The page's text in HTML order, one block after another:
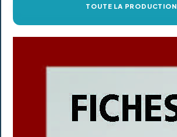
TOUTE LA PRODUCTION